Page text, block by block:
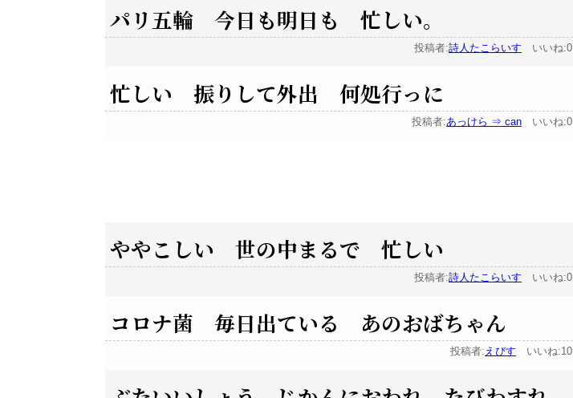
パリ五輪 今日も明日も 忙しい。
投稿者:詩人たこらいす いいね
忙しい 振りして外出 何処行っに
投稿者:あっけら ⇒ can いいね
ややこしい 世の中まるで 忙しい
投稿者:詩人たこらいす いいね
コロナ菌 毎日出ている あのおばちゃん
投稿者: えびす いいね